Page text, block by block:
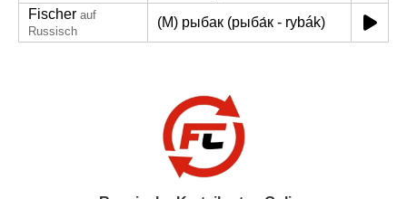
Fischer auf
Russisch
(M) рыбак (рыба́к - rybák)